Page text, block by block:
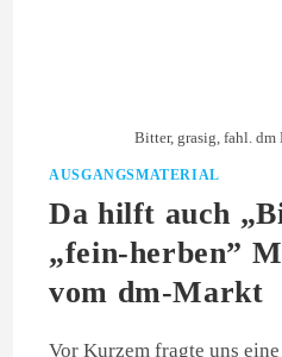
Bitter, grasig, fahl.
AUSGANGSMATERIAL
Da hilft auch
„fein-herben”
vom dm-Markt
Vor Kurzem fragte uns